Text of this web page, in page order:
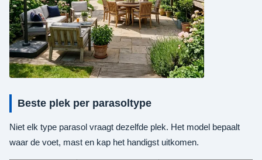
Beste plek per parasoltype
Niet elk type parasol vraagt dezelfde plek. Het model bepaalt
waar de voet, mast en kap het handigst uitkomen.